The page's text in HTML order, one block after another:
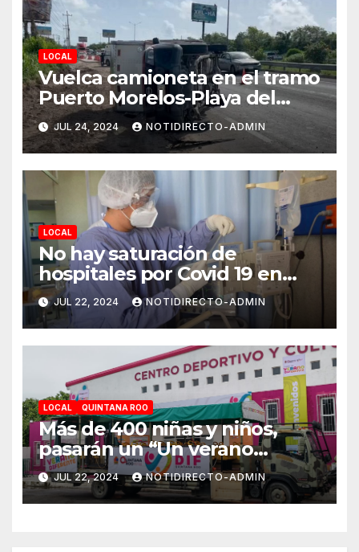
LOCAL
Vuelca camioneta en el tramo
Puerto Morelos-Playa del
Carmen
JUL 24, 2024 NOTIDIRECTO-ADMIN
LOCAL
No hay saturación de
hospitales por Covid 19 en
Playa del Carmen
JUL 22, 2024 NOTIDIRECTO-ADMIN
LOCAL QUINTANA ROO
Más de 400 niñas y niños,
pasarán un “Un verano
DIFerente” en Chetumal:
Mara Lezama
JUL 22, 2024 NOTIDIRECTO-ADMIN